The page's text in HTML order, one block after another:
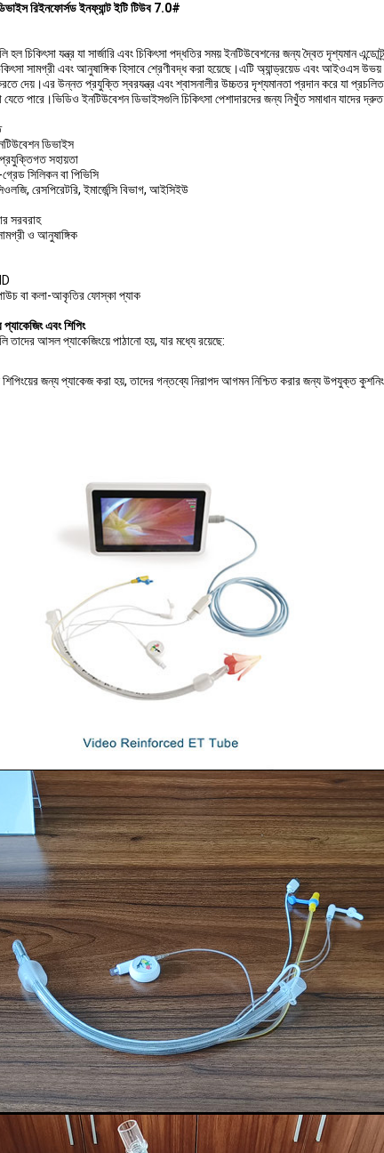
রিইনফোর্সড ইনফ্যান্ট ইটি টিউব 7.0#
হল চিকিৎসা যন্ত্র যা সার্জারি এবং চিকিৎসা পদ্ধতির সময় ইনটিউবেশনের জন্য দ্বৈত দৃশ্যমান
সামগ্রী এবং আনুষাঙ্গিক হিসাবে শ্রেণীবদ্ধ করা হয়েছে।এটি অ্যান্ড্রয়েড এবং আইওএস
দেয়।এর উন্নত প্রযুক্তি স্বরযন্ত্র এবং শ্বাসনালীর উচ্চতর দৃশ্যমানতা প্রদান করে যা
পারে।ভিডিও ইনটিউবেশন ডিভাইসগুলি চিকিৎসা পেশাদারদের জন্য নিখুঁত সমাধান যাদের
ডিভাইস
সহায়তা
সিলিকন বা পিভিসি
রেসপিরেটরি, ইমার্জেন্সি বিভাগ, আইসিইউ
সরবরাহ
ও আনুষাঙ্গিক
বা কলা-আকৃতির ফোস্কা প্যাক
এবং শিপিং
তাদের আসল প্যাকেজিংয়ে পাঠানো হয়, যার মধ্যে রয়েছে:
শিপিংয়ের জন্য প্যাকেজ করা হয়, তাদের গন্তব্যে নিরাপদ আগমন নিশ্চিত করার জন্য উপযুক্ত